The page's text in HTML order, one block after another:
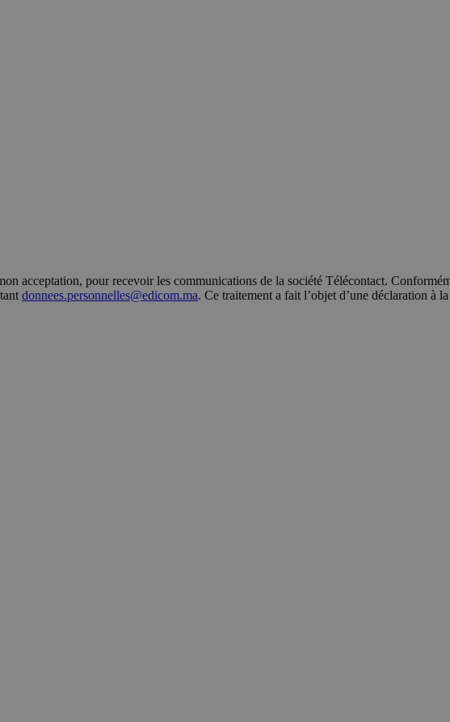
acceptation, pour recevoir les communications de la société Télécontact.
donnees.personnelles@edicom.ma. Ce traitement a fait l’objet d’une déclaration à